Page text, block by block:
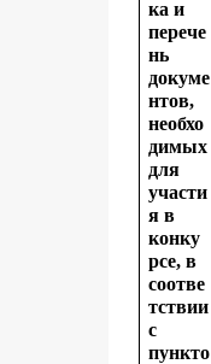
ка и
перече
нь
докуме
нтов,
необхо
димых
для
участи
я в
конку
рсе, в
соотве
тствии
с
пункто